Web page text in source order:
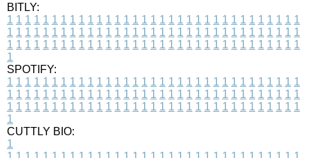
BITLY:
1 1 1 1 1 1 1 1 1 1 1 1 1 1 1 1 1 1 1 1 1 1 1 1 1 1 1 1 1 1 1 1 1
1 1 1 1 1 1 1 1 1 1 1 1 1 1 1 1 1 1 1 1 1 1 1 1 1 1 1 1 1 1 1 1 1
1 1 1 1 1 1 1 1 1 1 1 1 1 1 1 1 1 1 1 1 1 1 1 1 1 1 1 1 1 1 1 1 1
1
SPOTIFY:
1 1 1 1 1 1 1 1 1 1 1 1 1 1 1 1 1 1 1 1 1 1 1 1 1 1 1 1 1 1 1 1 1
1 1 1 1 1 1 1 1 1 1 1 1 1 1 1 1 1 1 1 1 1 1 1 1 1 1 1 1 1 1 1 1 1
1 1 1 1 1 1 1 1 1 1 1 1 1 1 1 1 1 1 1 1 1 1 1 1 1 1 1 1 1 1 1 1 1
1
CUTTLY BIO:
1